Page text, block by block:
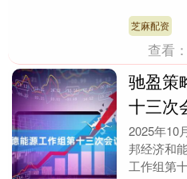
品....
芝麻配资
查看：
驰盈策
十三次
2025年10
邦经济和
工作组第